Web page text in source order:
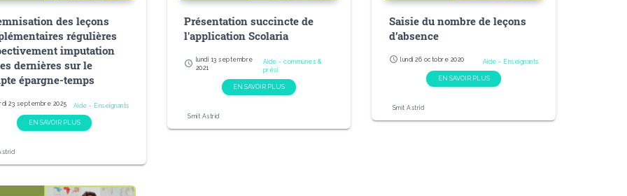
des leçons
régulières
imputation
dernières sur le
épargne-temps
23 septembre 2025 Aide - Enseignants
EN SAVOIR PLUS
Présentation succincte de
l'application Scolaria
schedule
lundi 13 septembre
2021
Aide - communes &
prési
EN SAVOIR PLUS
Smit Astrid
Saisie du nombre de leçons
d’absence
schedule lundi 26 octobre 2020 Aide - Enseignants
EN SAVOIR PLUS
Smit Astrid